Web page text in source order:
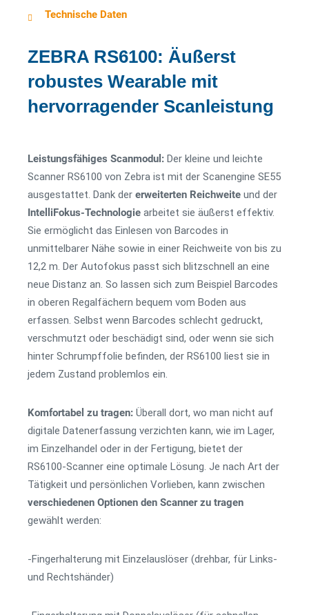
Technische Daten
ZEBRA RS6100: Äußerst
robustes Wearable mit
hervorragender Scanleistung
Leistungsfähiges Scanmodul: Der kleine und leichte
Scanner RS6100 von Zebra ist mit der Scanengine SE55
ausgestattet. Dank der erweiterten Reichweite und der
IntelliFokus-Technologie arbeitet sie äußerst effektiv.
Sie ermöglicht das Einlesen von Barcodes in
unmittelbarer Nähe sowie in einer Reichweite von bis zu
12,2 m. Der Autofokus passt sich blitzschnell an eine
neue Distanz an. So lassen sich zum Beispiel Barcodes
in oberen Regalfächern bequem vom Boden aus
erfassen. Selbst wenn Barcodes schlecht gedruckt,
verschmutzt oder beschädigt sind, oder wenn sie sich
hinter Schrumpffolie befinden, der RS6100 liest sie in
jedem Zustand problemlos ein.
Komfortabel zu tragen: Überall dort, wo man nicht auf
digitale Datenerfassung verzichten kann, wie im Lager,
im Einzelhandel oder in der Fertigung, bietet der
RS6100-Scanner eine optimale Lösung. Je nach Art der
Tätigkeit und persönlichen Vorlieben, kann zwischen
verschiedenen Optionen den Scanner zu tragen
gewählt werden:
-Fingerhalterung mit Einzelauslöser (drehbar, für Links-
und Rechtshänder)